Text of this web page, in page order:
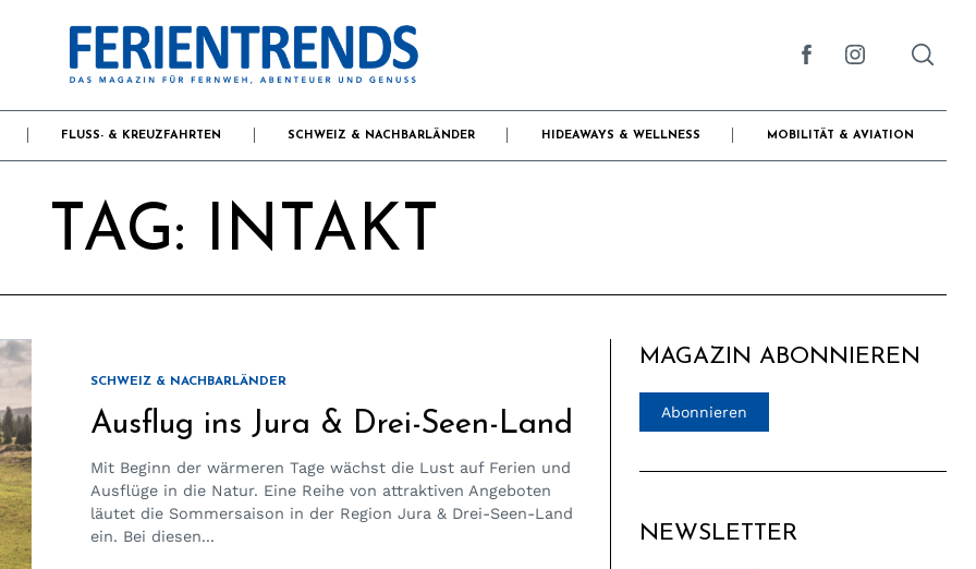
FLUSS- & KREUZFAHRTEN SCHWEIZ & NACHBARLÄNDER HIDEAWAYS & WELLNESS MOBILITÄT & AVIATION
TAG: INTAKT
SCHWEIZ & NACHBARLÄNDER
Ausflug ins Jura & Drei-Seen-Land
Mit Beginn der wärmeren Tage wächst die Lust auf Ferien und
Ausflüge in die Natur. Eine Reihe von attraktiven Angeboten
läutet die Sommersaison in der Region Jura & Drei-Seen-Land
ein. Bei diesen...
MAGAZIN ABONNIEREN
Abonnieren
NEWSLETTER